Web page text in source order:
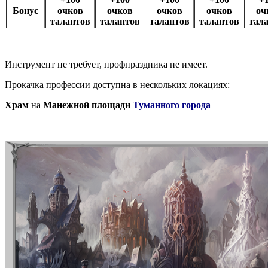
Бонус
очков
талантов
очков
талантов
очков
талантов
очков
талантов
Инструмент не требует, профпраздника не имеет.
Прокачка профессии доступна в нескольких локациях:
Храм на Манежной площади Туманного города